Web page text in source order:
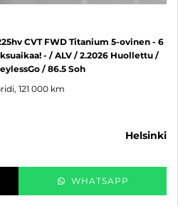
CVT FWD Titanium 5-ovinen - 6
- / ALV / 2.2026 Huollettu /
/ 86.5 Soh
121 000 km
helsinki
WHATSAPP